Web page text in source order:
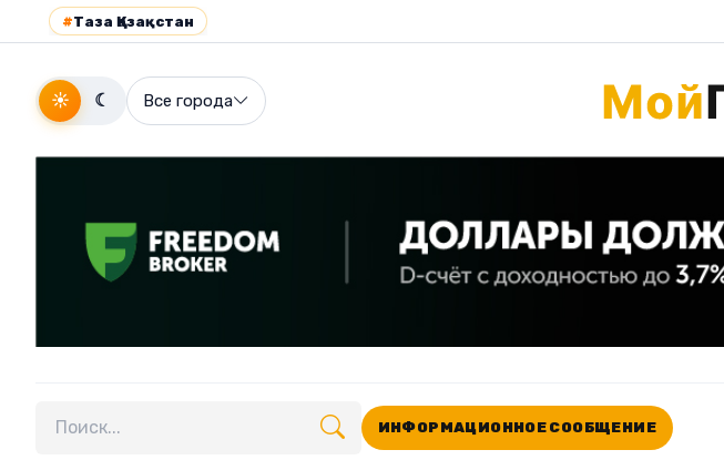
#Таза Қазақстан
☀ ☾ Все города
Поиск по сайту
ИНФОРМАЦИОННОЕ СООБЩЕНИЕ